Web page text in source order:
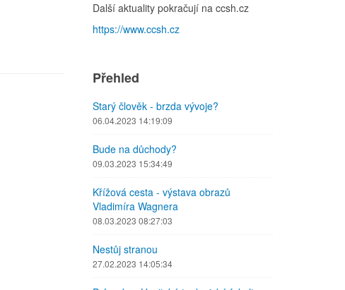
Další aktuality pokračují na ccsh.cz
https://www.ccsh.cz
Přehled
Starý člověk - brzda vývoje?
06.04.2023 14:19:09
Bude na důchody?
09.03.2023 15:34:49
Křížová cesta - výstava obrazů
Vladimíra Wagnera
08.03.2023 08:27:03
Nestůj stranou
27.02.2023 14:05:34